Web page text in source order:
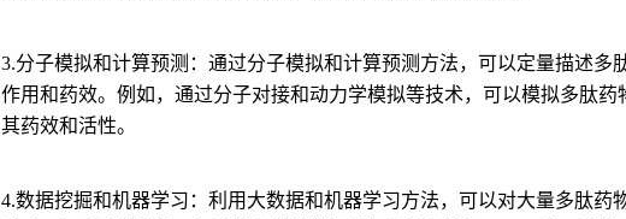
3.分子模拟和计算预测： 通过分子模拟和计算预测方法，可以定量描述多
作用和药效。例如，通过分子对接和动力学模拟等技术，可以模拟多肽
其药效和活性。
4.数据挖掘和机器学习： 利用大数据和机器学习方法，可以对大量多肽药